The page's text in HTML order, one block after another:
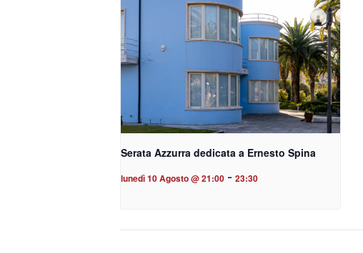
Serata Azzurra dedicata a Ernesto Spina
lunedì 10 Agosto @ 21:00 - 23:30